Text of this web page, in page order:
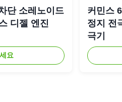
단 소레노이드
디젤 엔진
요
커민스
정지 전
극기